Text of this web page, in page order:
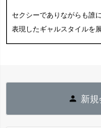
セクシーでありながらも誰
表現したギャルスタイルを展
新